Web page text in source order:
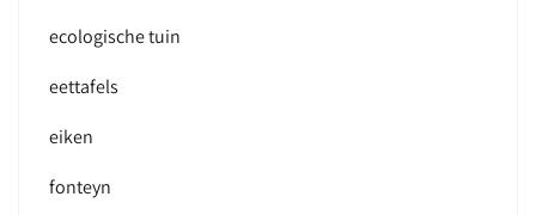
ecologische tuin
eettafels
eiken
fonteyn